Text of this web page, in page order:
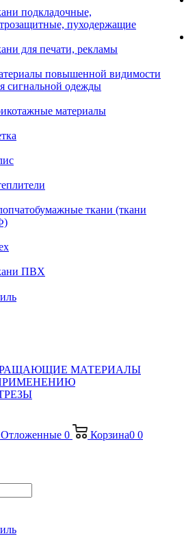
подкладочные,
пуходержащие
для печати, рекламы
повышенной видимости
сигнальной одежды
материалы
ткани (ткани
ПВХ
МАТЕРИАЛЫ
Отложенные 0 Корзина0 0